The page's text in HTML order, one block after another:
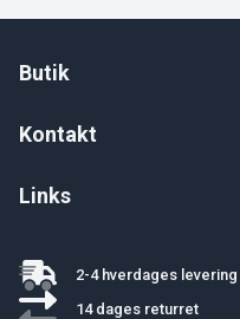
Butik
Kontakt
Links
2-4 hverdages levering
14 dages returret